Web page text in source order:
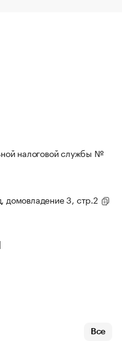
налоговой службы №
домовладение 3, стр.2
Все